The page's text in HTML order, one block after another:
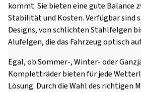
kommt. Sie bieten eine gute Balance
Stabilität und Kosten. Verfügbar sind
Designs, von schlichten Stahlfelgen
Alufelgen, die das Fahrzeug optisch
Egal, ob Sommer-, Winter- oder
Kompletträder bieten für jede
Lösung. Durch die Wahl des richtigen